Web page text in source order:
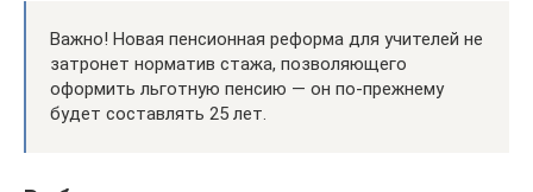
Важно! Новая пенсионная реформа для учителей не
затронет норматив стажа, позволяющего
оформить льготную пенсию — он по-прежнему
будет составлять 25 лет.